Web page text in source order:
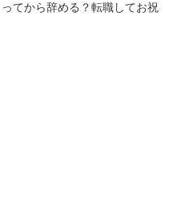
ってから辞める？転職してお祝